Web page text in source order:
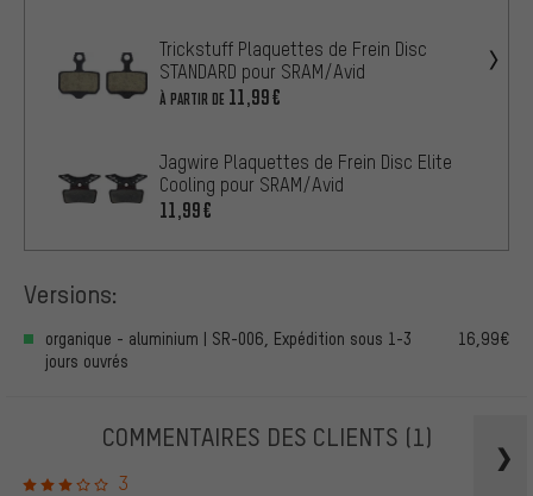
Trickstuff Plaquettes de Frein Disc
STANDARD pour SRAM/Avid
À PARTIR DE 11,99€
Jagwire Plaquettes de Frein Disc Elite
Cooling pour SRAM/Avid
11,99€
Versions:
organique - aluminium | SR-006, Expédition sous 1-3
jours ouvrés
16,99€
COMMENTAIRES DES CLIENTS (1)
3